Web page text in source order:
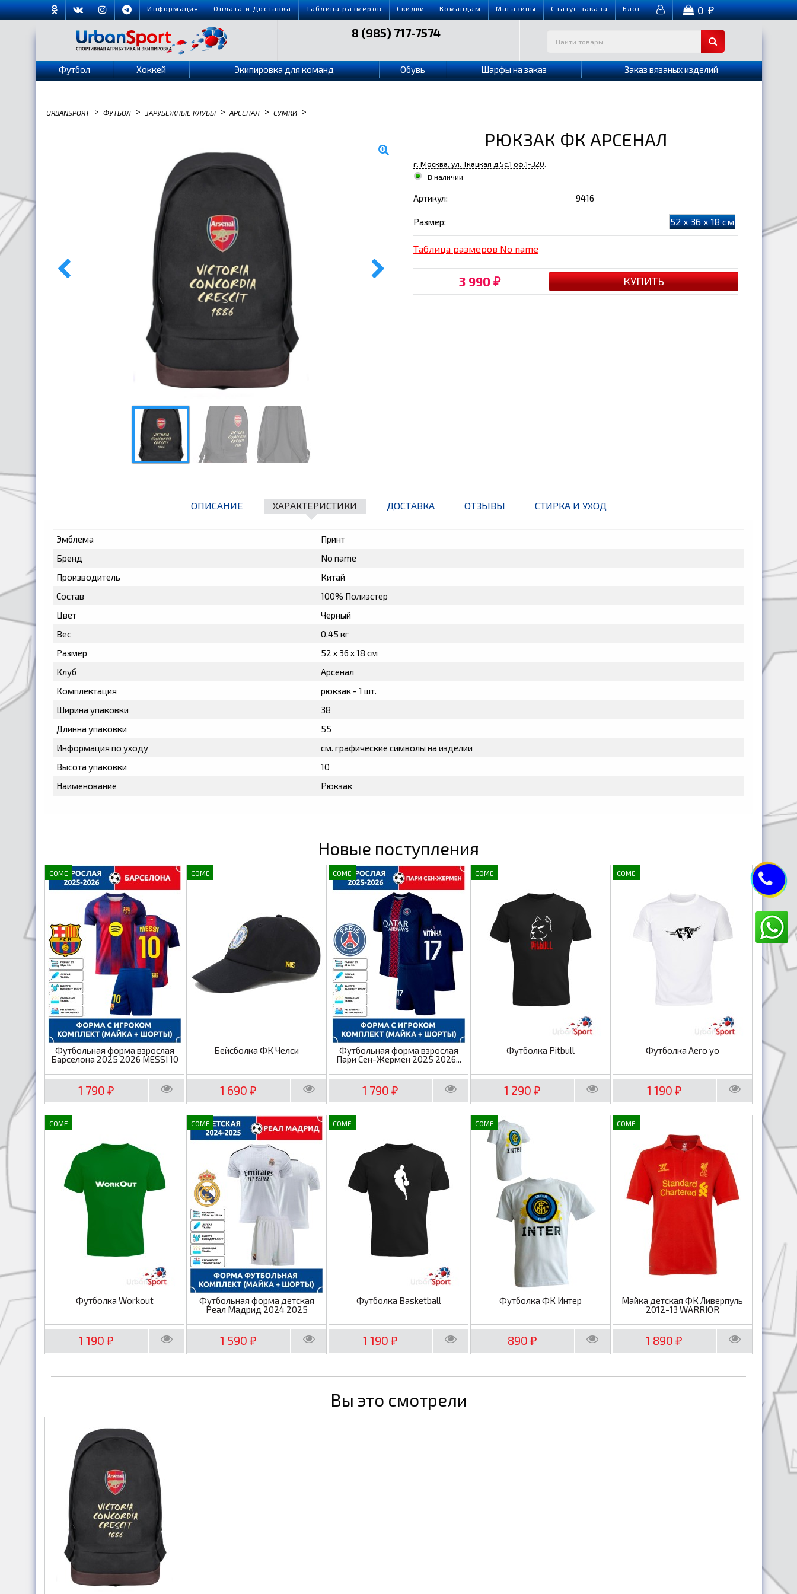
Информация Оплата и Доставка Таблица размеров Скидки Командам Магазины Cтатус заказа Блог 0₽
8 (985) 717-7574
Футбол Хоккей Экипировка для команд Обувь Шарфы на заказ Заказ вязаных изделий
URBANSPORT > ФУТБОЛ > ЗАРУБЕЖНЫЕ КЛУБЫ > АРСЕНАЛ > СУМКИ >
РЮКЗАК ФК АРСЕНАЛ
г. Москва, ул. Ткацкая д.5с.1 оф.1-320:
В наличии
Артикул: 9416
Размер: 52 х 36 х 18 см
Таблица размеров No name
3 990 ₽
ОПИСАНИЕ ХАРАКТЕРИСТИКИ ДОСТАВКА ОТЗЫВЫ СТИРКА И УХОД
Эмблема
Принт
Бренд
No name
Производитель
Китай
Состав
100% Полиэстер
Цвет
Черный
Вес
0.45 кг
Размер
52 х 36 х 18 см
Клуб
Арсенал
Комплектация
рюкзак - 1 шт.
Ширина упаковки
38
Длинна упаковки
55
Информация по уходу
см. графические символы на изделии
Высота упаковки
10
Наименование
Рюкзак
Новые поступления
COME
Футбольная форма взрослая
Барселона 2025 2026 MESSI 10
1 790₽
COME
Бейсболка ФК Челси
1 690₽
COME
Футбольная форма взрослая
Пари Сен-Жермен 2025 2026...
1 790₽
COME
Футболка Pitbull
1 290₽
COME
Футболка Aero yo
1 190 ₽
COME
Футболка Workout
1 190₽
COME
Футбольная форма детская
Реал Мадрид 2024 2025
1 590₽
COME
Футболка Basketball
1 190₽
COME
Футболка ФК Интер
890₽
COME
Майка детская ФК Ливерпуль
2012-13 WARRIOR
1 890₽
Вы это смотрели